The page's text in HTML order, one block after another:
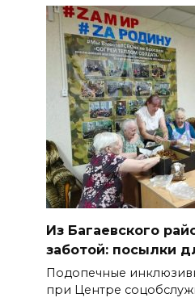
Из Багаевского
заботой: посылки
Подопечные
при Центре